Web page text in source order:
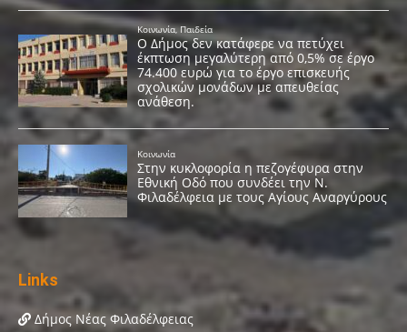
Links
Δήμος Νέας Φιλαδέλφειας